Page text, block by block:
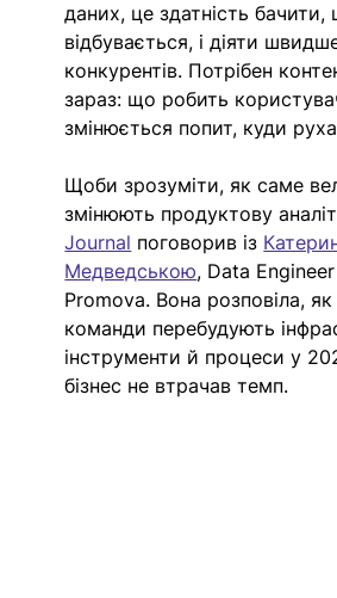
даних, це здатність бачити,
відбувається, і діяти
конкурентів. Потрібен
зараз: що робить
змінюється попит, куди
Щоби зрозуміти, як саме
змінюють продуктову
Journal поговорив із
Медведською, Data
Promova. Вона розповіла,
команди перебудують
інструменти й процеси у
бізнес не втрачав темп.